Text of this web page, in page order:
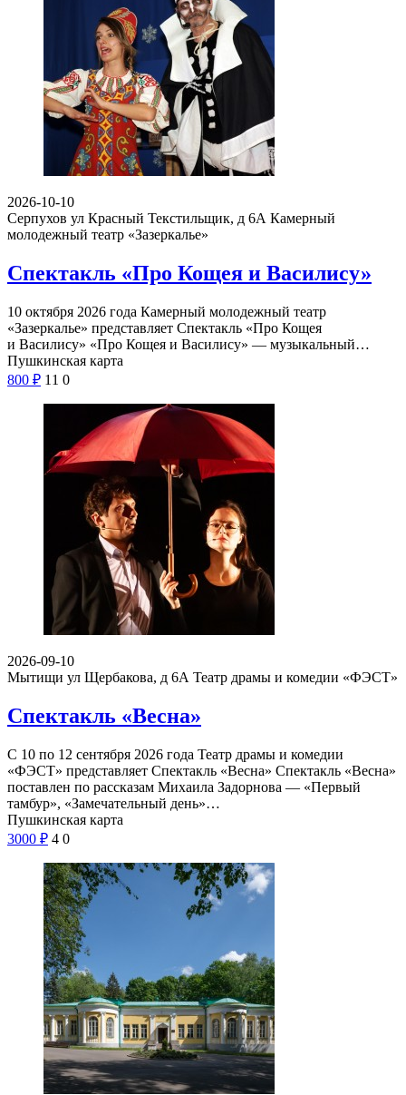
2026-10-10
Серпухов ул Красный Текстильщик, д 6А Камерный
молодежный театр «Зазеркалье»
Спектакль «Про Кощея и Василису»
10 октября 2026 года Камерный молодежный театр
«Зазеркалье» представляет Спектакль «Про Кощея
и Василису» «Про Кощея и Василису» — музыкальный…
Пушкинская карта
800 ₽ 11 0
2026-09-10
Мытищи ул Щербакова, д 6А Театр драмы и комедии «ФЭСТ»
Спектакль «Весна»
С 10 по 12 сентября 2026 года Театр драмы и комедии
«ФЭСТ» представляет Спектакль «Весна» Спектакль «Весна»
поставлен по рассказам Михаила Задорнова — «Первый
тамбур», «Замечательный день»…
Пушкинская карта
3000 ₽ 4 0